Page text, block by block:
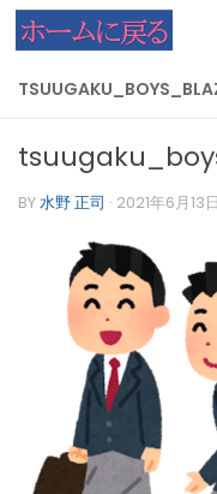
コンテンツへスキップ
BY水野 正司 · 2021年6月13日